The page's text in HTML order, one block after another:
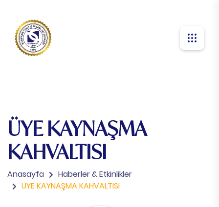
ÜYE KAYNAŞMA
KAHVALTISI
Anasayfa
Haberler & Etkinlikler
ÜYE KAYNAŞMA KAHVALTISI